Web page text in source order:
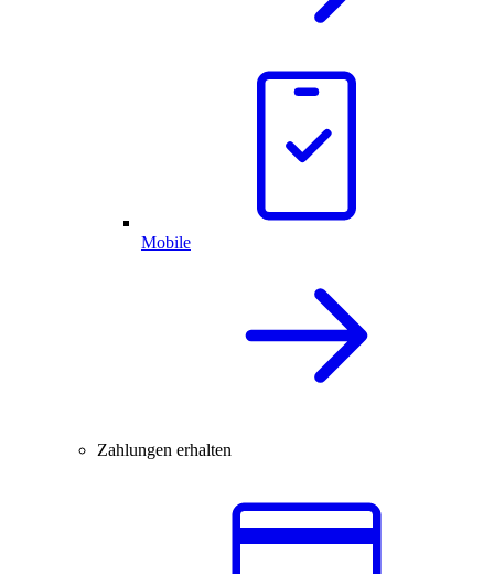
Mobile
Zahlungen erhalten